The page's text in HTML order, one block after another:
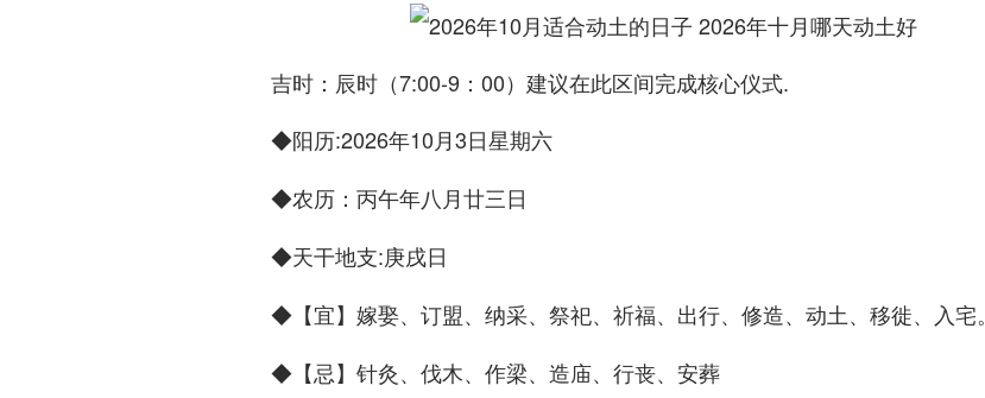
吉时：辰时（7:00-9：00）建议在此区间完成核心仪式.
◆阳历:2026年10月3日星期六
◆农历 ：丙午年八月廿三日
◆天干地支:庚戌日
◆ 【宜】 嫁娶、订盟、纳采、祭祀、祈福、出行、修造、动土、移徙、入宅。
◆ 【忌】 针灸、伐木、作梁、造庙、行丧、安葬